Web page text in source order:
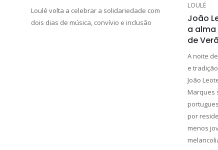
Loulé volta a celebrar a solidariedade com
dois dias de música, convívio e inclusão
LOULÉ
João
a
de
A noite
e
João
Marques
por
menos